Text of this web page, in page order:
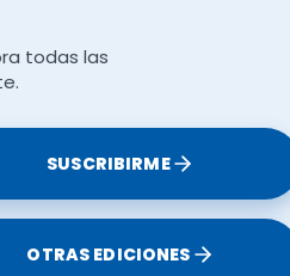
Sin
aumento
que
todas las
SUSCRIBIRME
OTRAS EDICIONES